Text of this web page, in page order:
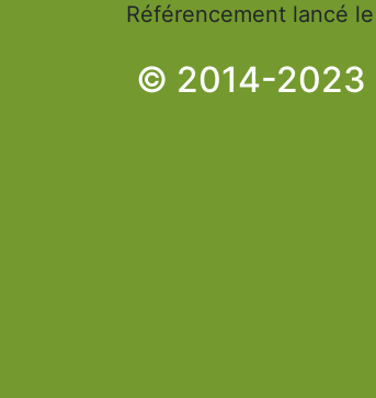
Référencement lancé le
© 2014-2023 |